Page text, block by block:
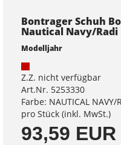
Bontrager Schuh
Nautical Navy/Radi
Modelljahr
Z.Z. nicht verfügbar
Art.Nr. 5253330
Farbe: NAUTICAL NAVY/
pro Stück (inkl. MwSt.)
93,59 EUR